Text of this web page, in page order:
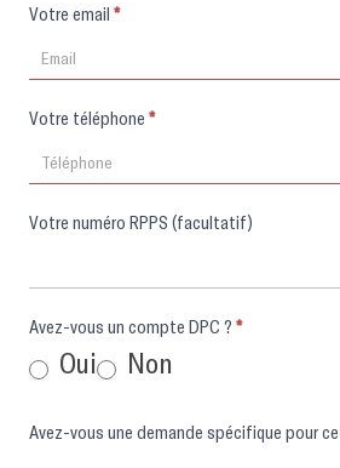
Votre email *
Votre téléphone *
Votre numéro RPPS (facultatif)
Avez-vous un compte DPC ? *
Oui Non